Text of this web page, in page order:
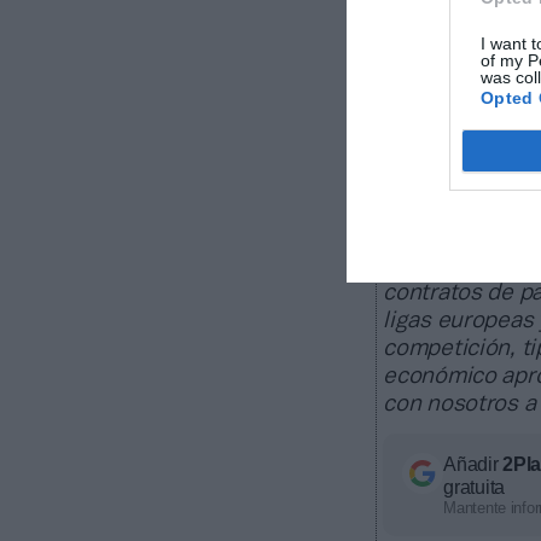
I want
of my
was
Opted
Sobre
Intelligence
2Playbook,
60 clubes de
clubes de
La
contratos de
ligas
competición,
económico
con nosotros
Añadir
gratuita
Mantente